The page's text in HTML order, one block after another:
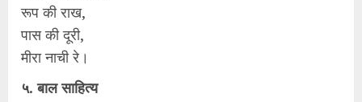
रूप की राख,
पास की दूरी,
मीरा नाची रे।
५. बाल साहित्य